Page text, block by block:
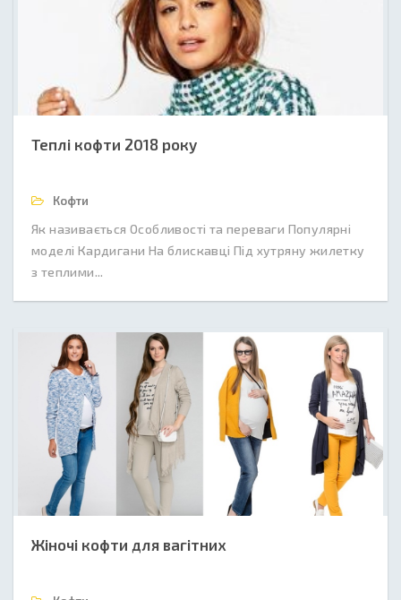
Теплі кофти 2018 року
Кофти
Як називається Особливості та переваги Популярні
моделі Кардигани На блискавці Під хутряну жилетку
з теплими...
Жіночі кофти для вагітних